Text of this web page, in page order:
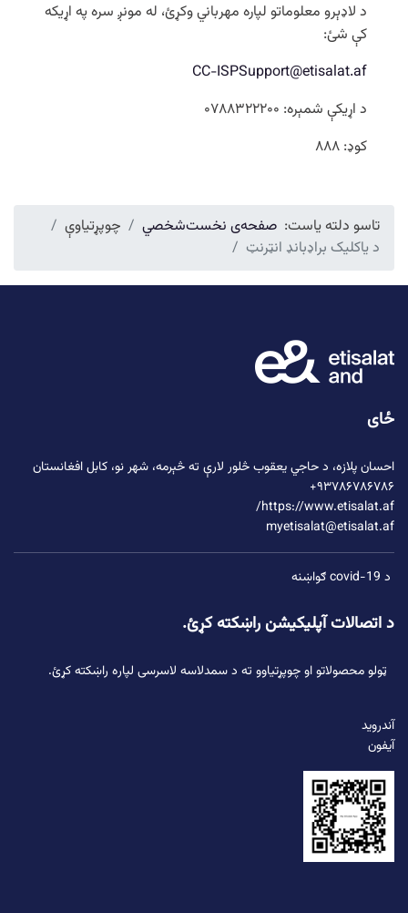
د لاډېرو معلوماتو لپاره مهرباني وکړئ، له مونږ سره په اړیکه
کې شئ:
CC-ISPSupport@etisalat.af
د اړیکې شمېره: ۰۷۸۸۳۲۲۲۰۰
کوډ: ۸۸۸
تاسو دلته یاست: صفحه‌ی نخستشخصي
چوپړتیاوې
د یاکلیک براډبانډ انټرنټ
ځای
احسان پلازه، د حاجي یعقوب څلور لارې ته څېرمه، شهر نو، کابل افغانستان
۹۳۷۸۶۷۸۶۷۸۶+
https://www.etisalat.af/
myetisalat@etisalat.af
د covid-19 ګواښنه
د اتصالات آپلیکیشن راښکته کړئ.
ټولو محصولاتو او چوپړتیاوو ته د سمدلاسه لاسرسی لپاره راښکته کړئ.
آندروید
آیفون